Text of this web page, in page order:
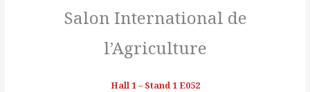
Salon International de
l’Agriculture
Hall 1 – Stand 1 E052